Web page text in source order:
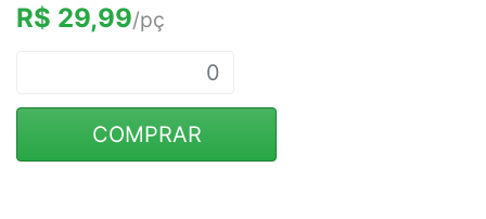
R$ 29,99/pç
COMPRAR